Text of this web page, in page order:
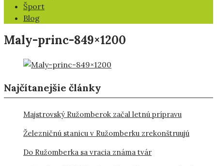
Šport
Blog
Maly-princ-849×1200
Najčítanejšie články
Majstrovský Ružomberok začal letnú prípravu
Železničnú stanicu v Ružomberku zrekonštruujú
Do Ružomberka sa vracia známa tvár